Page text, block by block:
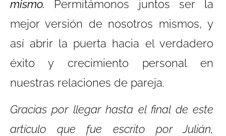
mismo. Permitámonos juntos ser la
mejor versión de nosotros mismos, y
así abrir la puerta hacia el verdadero
éxito y crecimiento personal en
nuestras relaciones de pareja.
Gracias por llegar hasta el final de este
artículo que fue escrito por Julián,